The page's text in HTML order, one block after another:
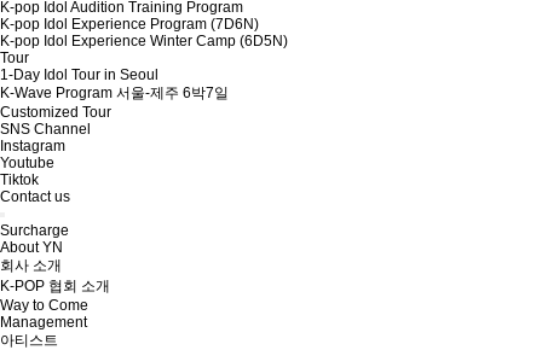
K-pop Idol Audition Training Program
K-pop Idol Experience Program (7D6N)
K-pop Idol Experience Winter Camp (6D5N)
Tour
1-Day Idol Tour in Seoul
K-Wave Program 서울-제주 6박7일
Customized Tour
SNS Channel
Instagram
Youtube
Tiktok
Contact us
Surcharge
About YN
회사 소개
K-POP 협회 소개
Way to Come
Management
아티스트